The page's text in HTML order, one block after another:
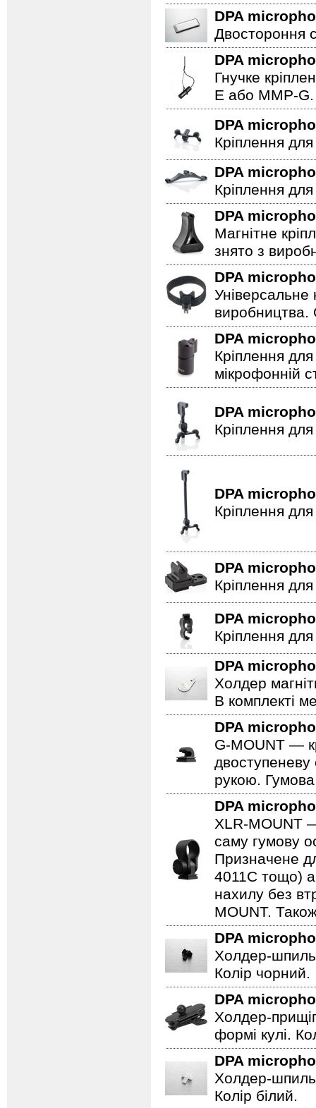
DPA
Двостороння
DPA
Гнучке
E або MMP-G.
DPA
Кріплення
DPA
Кріплення
DPA
Магнітне
знято з
DPA
Універсальне
виробництва.
DPA
Кріплення
мікрофонній
DPA
Кріплення
DPA
Кріплення
DPA
Кріплення
DPA
Кріплення
DPA
Холдер
В комплекті
DPA
G-MOUNT —
двоступеневу
рукою. Гумова
DPA
XLR-MOUNT
саму гумову
Призначене
4011C тощо)
нахилу без
MOUNT.
DPA
Холдер-
Колір чорний.
DPA
Холдер-
формі кулі.
DPA
Холдер-
Колір білий.